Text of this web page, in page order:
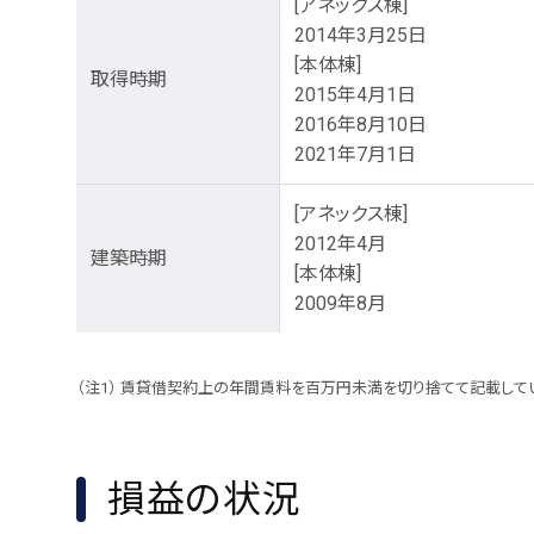
取得時期
[アネックス棟]
2014年3月25日
[本体棟]
2015年4月1日
2016年8月10日
2021年7月1日
建築時期
[アネックス棟]
2012年4月
[本体棟]
2009年8月
賃貸借契約上の年間賃料を百万円未満を切り捨てて記載して
損益の状況